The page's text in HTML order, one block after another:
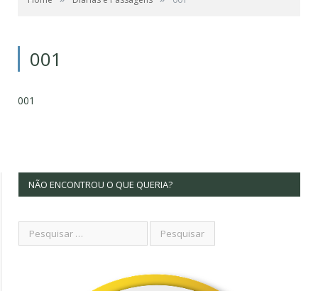
001
001
NÃO ENCONTROU O QUE QUERIA?